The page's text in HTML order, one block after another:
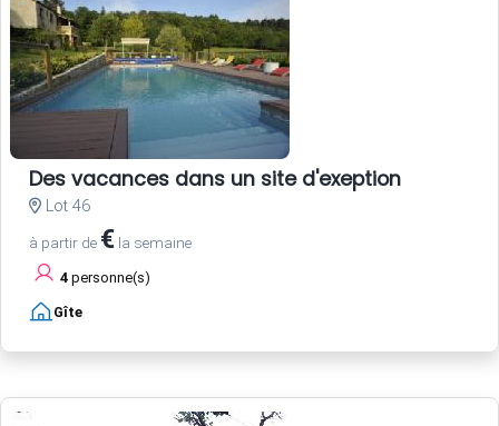
Des vacances dans un site d'exeption
Lot 46
à partir de € la semaine
4 personne(s)
Gîte